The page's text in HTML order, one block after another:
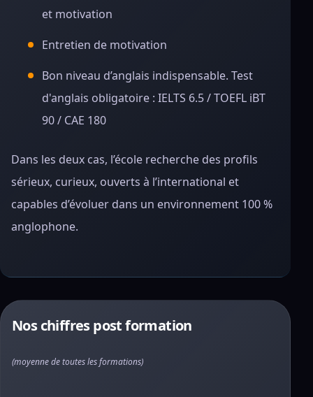
et motivation
Entretien de motivation
Bon niveau d’anglais indispensable. Test
d'anglais obligatoire : IELTS 6.5 / TOEFL iBT
90 / CAE 180
Dans les deux cas, l’école recherche des profils
sérieux, curieux, ouverts à l’international et
capables d’évoluer dans un environnement 100 %
anglophone.
Nos chiffres post formation
(moyenne de toutes les formations)